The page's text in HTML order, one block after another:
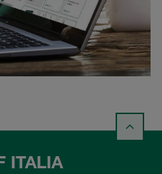
ITALIA